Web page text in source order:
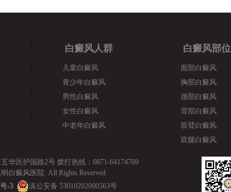
白癜风人群
儿童白癜风
青少年白癜风
男性白癜风
女性白癜风
中老年白癜风
白癜风部位
面部白癜风
胸部白癜风
颈部白癜风
背部白癜风
双臂白癜风
双腿白癜风
华区护国路2号 拨打热线：0871-64174769
白癜风医院. All Rights Reserved
-3
滇公安备 53010202000563号